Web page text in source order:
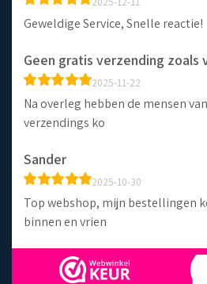
Geweldige Service, Snelle reactie!
Geen gratis verzending zoals
2025-11-22
Na overleg hebben de mensen
verzendings ko
Sander
2025-10-30
Top webshop, mijn bestellingen
binnen en vrien